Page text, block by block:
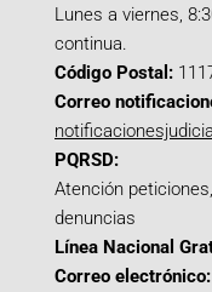
Lunes a viernes,
continua.
Código Postal:
Correo
PQRSD:
Atención
denuncias
Línea Nacional
Correo electrónico: